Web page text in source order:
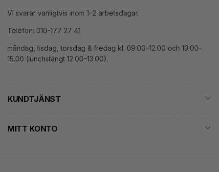
Vi svarar vanligtvis inom 1–2 arbetsdagar.
Telefon: 010-177 27 41
måndag, tisdag, torsdag & fredag kl. 09.00–12.00 och 13.00–
15.00 (lunchstängt 12.00–13.00).
KUNDTJÄNST
MITT KONTO